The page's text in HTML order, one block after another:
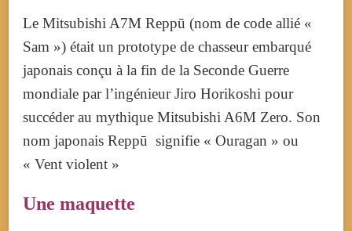
Le Mitsubishi A7M Reppū (nom de code allié «
Sam ») était un prototype de chasseur embarqué
japonais conçu à la fin de la Seconde Guerre
mondiale par l’ingénieur Jiro Horikoshi pour
succéder au mythique Mitsubishi A6M Zero. Son
nom japonais Reppū signifie « Ouragan » ou
« Vent violent »
Une maquette